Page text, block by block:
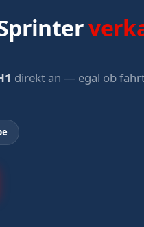
Sprinter
direkt an — egal ob